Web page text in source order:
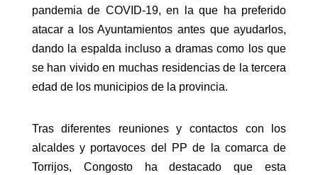
pandemia de COVID-19, en la que ha preferido
atacar a los Ayuntamientos antes que ayudarlos,
dando la espalda incluso a dramas como los que
se han vivido en muchas residencias de la tercera
edad de los municipios de la provincia.
Tras diferentes reuniones y contactos con los
alcaldes y portavoces del PP de la comarca de
Torrijos, Congosto ha destacado que esta